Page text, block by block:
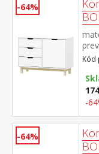
-64%
Kód
-
-64%